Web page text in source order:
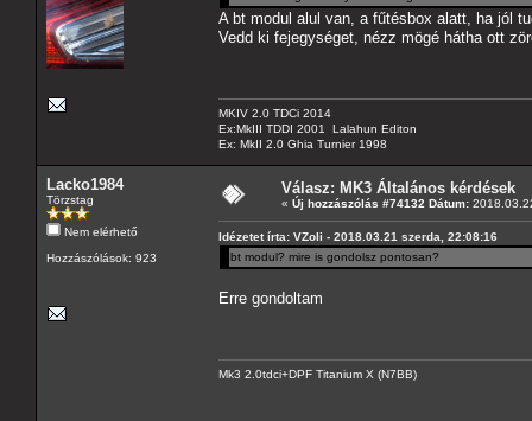
A bt modul alul van, a fűtésbox alatt, ha jól
Vedd ki fejegységet, nézz mögé hátha ott
MKIV 2.0 TDCi 2014
Ex:MkIII TDDI 2001 Lalahun Editon
Ex: MkII 2.0 Ghia Turnier 1998
Lacko1984
Törzstag
Nem elérhető
Hozzászólások: 923
Válasz: MK3 Általános kérdések
« Új hozzászólás #74132 Dátum:
Idézetet írta: VZoli - 2018.03.21 szerda, 22:08:16
bt modul? mire is gondolsz pontosan?
Erre gondoltam
Mk3 2.0tdci+DPF Titanium X (N7BB)